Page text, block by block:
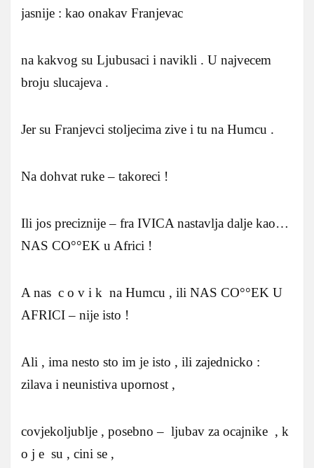
jasnije : kao onakav Franjevac
na kakvog su Ljubusaci i navikli . U najvecem
broju slucajeva .
Jer su Franjevci stoljecima zive i tu na Humcu .
Na dohvat ruke – takoreci !
Ili jos preciznije – fra IVICA nastavlja dalje kao…
NAS CO°°EK u Africi !
A nas c o v i k na Humcu , ili NAS CO°°EK U
AFRICI – nije isto !
Ali , ima nesto sto im je isto , ili zajednicko :
zilava i neunistiva upornost ,
covjekoljublje , posebno – ljubav za ocajnike , k
o j e su , cini se ,